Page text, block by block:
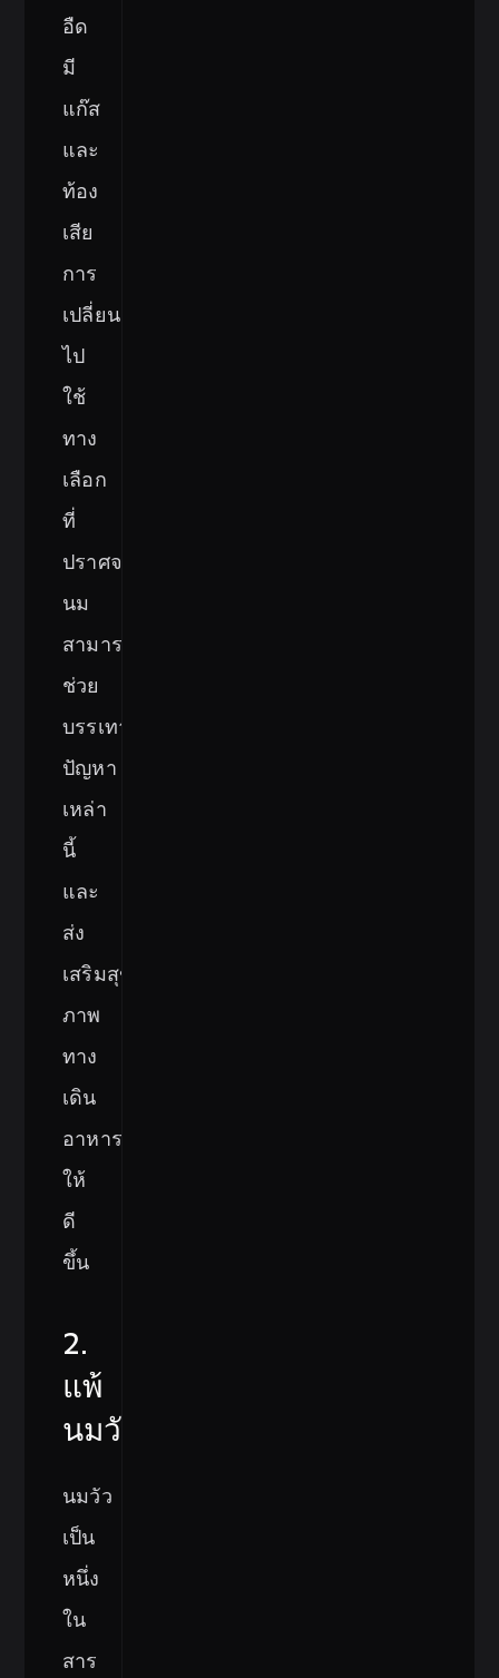
อืด
มี
แก๊ส
และ
ท้อง
เสีย
การ
เปลี่ยน
ไป
ใช้
ทาง
เลือก
ที่
ปราศจาก
นม
สามารถ
ช่วย
บรรเทา
ปัญหา
เหล่า
นี้
และ
ส่ง
เสริมสุข
ภาพ
ทาง
เดิน
อาหาร
ให้
ดี
ขึ้น
2.
แพ้
นมวัว
นมวัว
เป็น
หนึ่ง
ใน
สาร